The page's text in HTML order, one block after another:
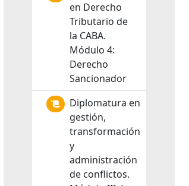
en Derecho
Tributario de
la CABA.
Módulo 4:
Derecho
Sancionador
Diplomatura en
gestión,
transformación
y
administración
de conflictos.